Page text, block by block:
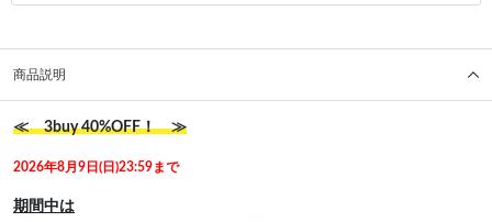
商品説明
≪ 3buy 40%OFF！ ≫
2026年8月9日(日)23:59まで
期間中は